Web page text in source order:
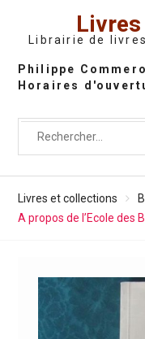
Librairie de
Livres et collections
A propos de l’Ecole des